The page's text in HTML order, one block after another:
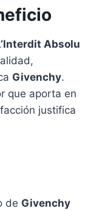
Absolu
Givenchy.
que aporta en
justifica
de Givenchy